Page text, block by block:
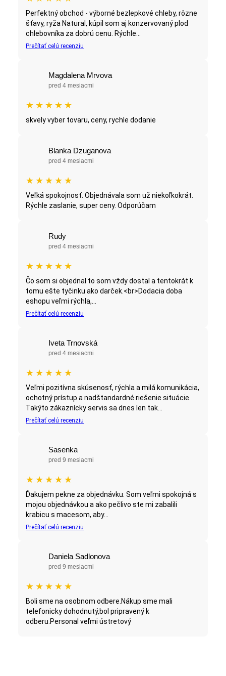
Perfektný obchod - výborné bezlepkové chleby, rôzne
šťavy, ryža Natural, kúpil som aj konzervovaný plod
chlebovníka za dobrú cenu. Rýchle...
Prečítať celú recenziu
Magdalena Mrvova
pred 4 mesiacmi
★ ★ ★ ★ ★
skvely vyber tovaru, ceny, rychle dodanie
Blanka Dzuganova
pred 4 mesiacmi
★ ★ ★ ★ ★
Veľká spokojnosť. Objednávala som už niekoľkokrát.
Rýchle zaslanie, super ceny. Odporúčam
Rudy
pred 4 mesiacmi
★ ★ ★ ★ ★
Čo som si objednal to som vždy dostal a tentokrát k
tomu ešte tyčinku ako darček.<br>Dodacia doba
eshopu veľmi rýchla,...
Prečítať celú recenziu
Iveta Trnovská
pred 4 mesiacmi
★ ★ ★ ★ ★
Veľmi pozitívna skúsenosť, rýchla a milá komunikácia,
ochotný prístup a nadštandardné riešenie situácie.
Takýto zákaznícky servis sa dnes len tak...
Prečítať celú recenziu
Sasenka
pred 9 mesiacmi
★ ★ ★ ★ ★
Ďakujem pekne za objednávku. Som veľmi spokojná s
mojou objednávkou a ako pečlivo ste mi zabalili
krabicu s macesom, aby...
Prečítať celú recenziu
Daniela Sadlonova
pred 9 mesiacmi
★ ★ ★ ★ ★
Boli sme na osobnom odbere.Nákup sme mali
telefonicky dohodnutý,bol pripravený k
odberu.Personal veľmi ústretový